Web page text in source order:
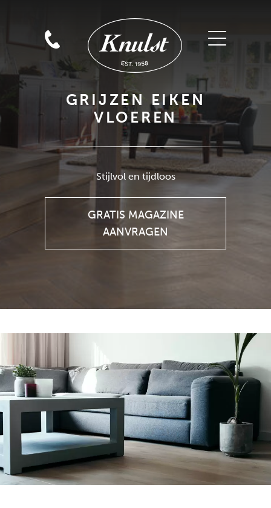
GRIJZEN EIKEN
VLOEREN
Stijlvol en tijdloos
GRATIS MAGAZINE
AANVRAGEN
GRATIS MAGAZINE
AANVRAGEN